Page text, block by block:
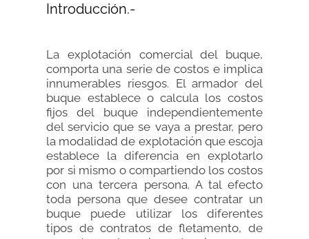
Introducción.-
La explotación comercial del buque,
comporta una serie de costos e implica
innumerables riesgos. El armador del
buque establece o calcula los costos
fijos del buque independientemente
del servicio que se vaya a prestar, pero
la modalidad de explotación que escoja
establece la diferencia en explotarlo
por si mismo o compartiendo los costos
con una tercera persona. A tal efecto
toda persona que desee contratar un
buque puede utilizar los diferentes
tipos de contratos de fletamento, de